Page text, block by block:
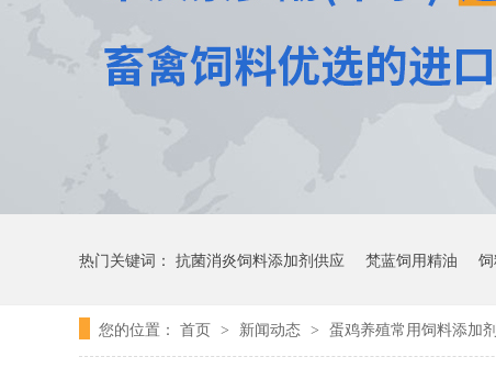
热门关键词： 抗菌消炎饲料添加剂供应 梵蓝饲用精油
您的位置： 首页 > 新闻动态 > 蛋鸡养殖常用饲料添加